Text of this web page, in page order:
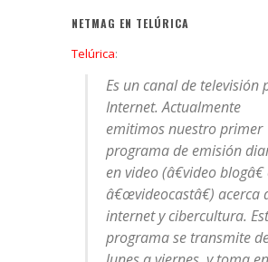
NETMAG EN TELÚRICA
Telúrica:
Es un canal de televisión
Internet. Actualmente
emitimos nuestro primer
programa de emisión
en video (â€video blogâ€
â€œvideocastâ€) acerca
internet y cibercultura.
programa se transmite